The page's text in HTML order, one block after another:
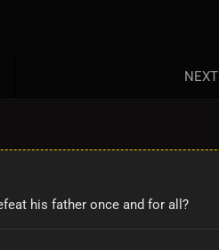
NEXT
his father once and for all?